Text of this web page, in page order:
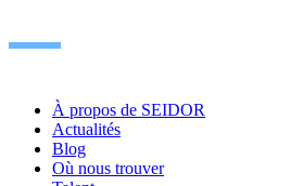
À propos de SEIDOR
Actualités
Blog
Où nous trouver